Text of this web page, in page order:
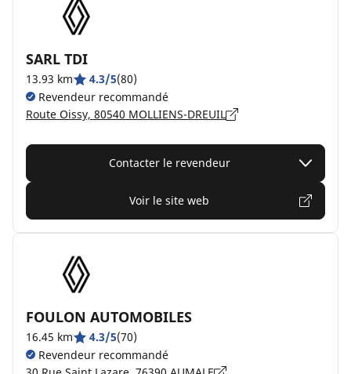
SARL TDI
13.93 km 4.3/5(80)
Revendeur recommandé
Route Oissy, 80540 MOLLIENS-DREUIL
Contacter le revendeur
Voir le site web
FOULON AUTOMOBILES
16.45 km 4.3/5(70)
Revendeur recommandé